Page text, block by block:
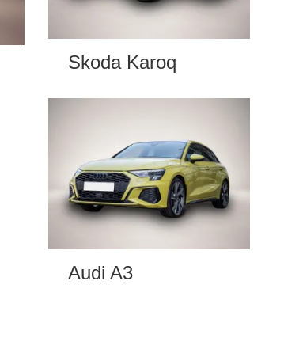
Skoda Karoq
Audi A3